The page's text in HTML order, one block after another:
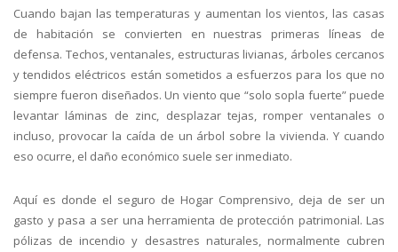
Cuando bajan las temperaturas y aumentan los vientos, las casas
de habitación se convierten en nuestras primeras líneas de
defensa. Techos, ventanales, estructuras livianas, árboles cercanos
y tendidos eléctricos están sometidos a esfuerzos para los que no
siempre fueron diseñados. Un viento que “solo sopla fuerte” puede
levantar láminas de zinc, desplazar tejas, romper ventanales o
incluso, provocar la caída de un árbol sobre la vivienda. Y cuando
eso ocurre, el daño económico suele ser inmediato.
Aquí es donde el seguro de Hogar Comprensivo, deja de ser un
gasto y pasa a ser una herramienta de protección patrimonial. Las
pólizas de incendio y desastres naturales, normalmente cubren